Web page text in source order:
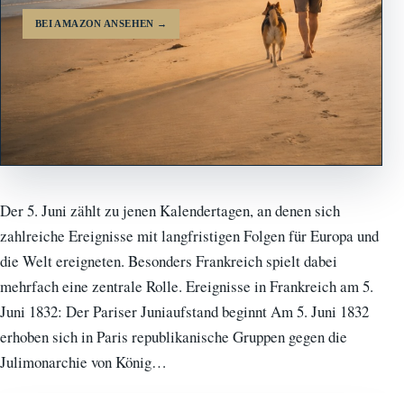
BEI AMAZON ANSEHEN →
Der 5. Juni zählt zu jenen Kalendertagen, an denen sich
zahlreiche Ereignisse mit langfristigen Folgen für Europa und
die Welt ereigneten. Besonders Frankreich spielt dabei
mehrfach eine zentrale Rolle. Ereignisse in Frankreich am 5.
Juni 1832: Der Pariser Juniaufstand beginnt Am 5. Juni 1832
erhoben sich in Paris republikanische Gruppen gegen die
Julimonarchie von König…